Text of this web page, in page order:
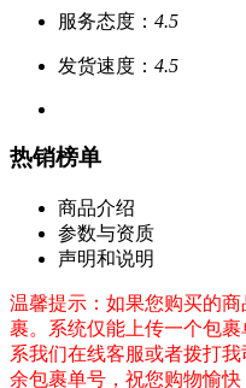
服务态度： 4.5
发货速度： 4.5
热销榜单
商品介绍
参数与资质
声明和说明
温馨提示：如果您购买的
裹。系统仅能上传一个包
系我们在线客服或者拨打我
余包裹单号，祝您购物愉快